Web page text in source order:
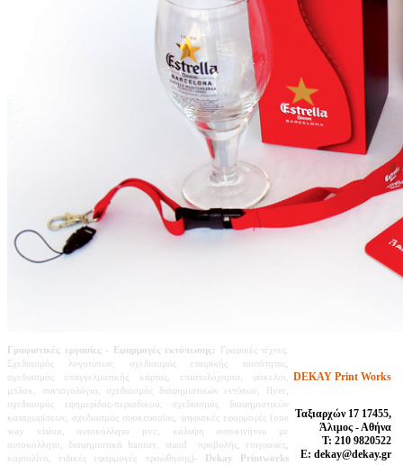
DEKAY Print Works
Ταξιαρχών 17 17455,
Άλιμος - Αθήνα
Τ: 210 9820522
E: dekay@dekay.gr
Γραφιστικές εργασίες - Εφαρμογές εκτύπωσης:
Γραφικές τέχνες.
Σχεδιασμός λογοτύπων, σχεδιασμός εταιρικής ταυτότητας,
σχεδιασμός επαγγελματικής κάρτας, επιστολόχαρτα, φάκελοι,
μπλοκ, συνταγολόγια, σχεδιασμός διαφημιστικών εντύπων, flyer,
σχεδιασμός εφημερίδας-περιοδικού,
σχεδιασμός διαφημιστικών
καταχωρίσεων,
σχεδιασμός συσκευασίας, ψηφιακές εφαρμογές (one
way vision, αυτοκόλλητο pvc, κάλυψη αυτοκινήτου με
αυτοκόλλητο, διαφημιστικά banner, stand προβολής, επιγραφές,
καρτολίνα, ειδικές εφαρμογές προώθησης)-
Dekay Printworks